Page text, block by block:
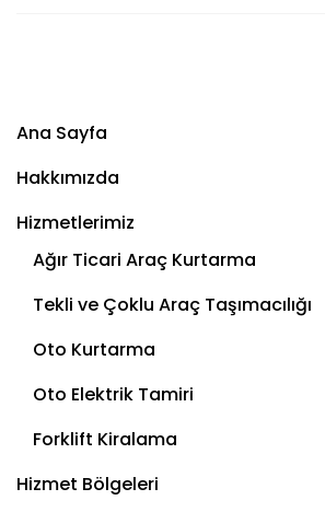
Ana Sayfa
Hakkımızda
Hizmetlerimiz
Ağır Ticari Araç Kurtarma
Tekli ve Çoklu Araç Taşımacılığı
Oto Kurtarma
Oto Elektrik Tamiri
Forklift Kiralama
Hizmet Bölgeleri